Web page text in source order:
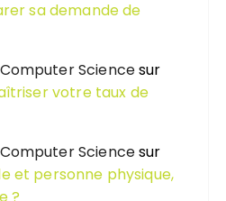
sa demande de
Sciencesur
votre taux de
Sciencesur
et personne physique,
?